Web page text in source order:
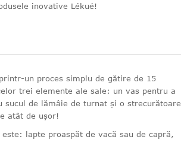
inovative Lékué!
un proces simplu de gătire de 15
trei elemente ale sale: un vas pentru a
sucul de lămâie de turnat și o strecurătoare
atât de ușor!
lapte proaspăt de vacă sau de capră,